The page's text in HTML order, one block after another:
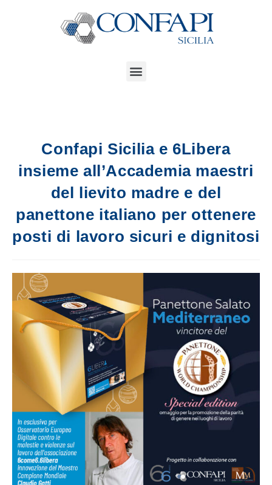
Confapi Sicilia e 6Libera
insieme all’Accademia maestri
del lievito madre e del
panettone italiano per ottenere
posti di lavoro sicuri e dignitosi